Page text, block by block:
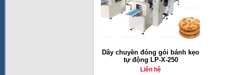
Dây chuyền đóng gói bánh kẹo
tự động LP-X-250
Liên hệ